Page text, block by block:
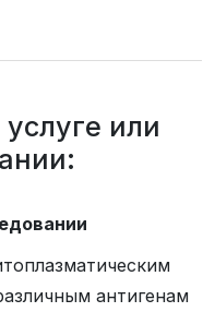
или
антигенам